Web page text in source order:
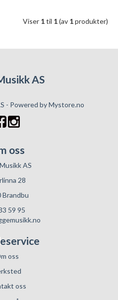
Viser 1til 1(av 1produkter)
AS
- Powered byMystore.no
oss
AS
28
Brandbu
59 95
oss
oss